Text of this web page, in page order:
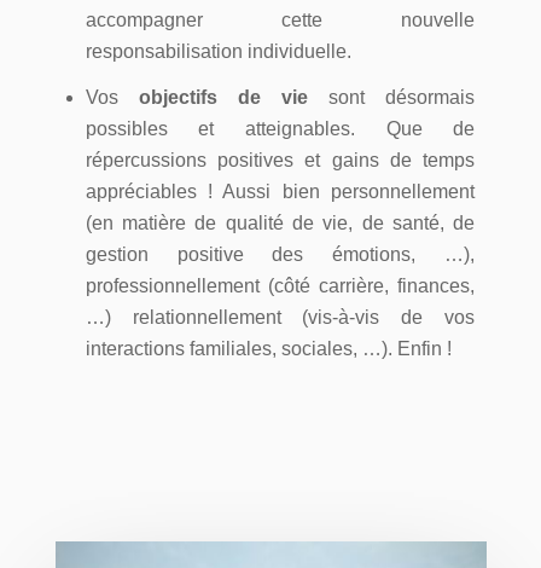
accompagner cette nouvelle
responsabilisation individuelle.
Vos objectifs de vie sont désormais
possibles et atteignables. Que de
répercussions positives et gains de temps
appréciables ! Aussi bien personnellement
(en matière de qualité de vie, de santé, de
gestion positive des émotions, …),
professionnellement (côté carrière, finances,
…) relationnellement (vis-à-vis de vos
interactions familiales, sociales, …). Enfin !